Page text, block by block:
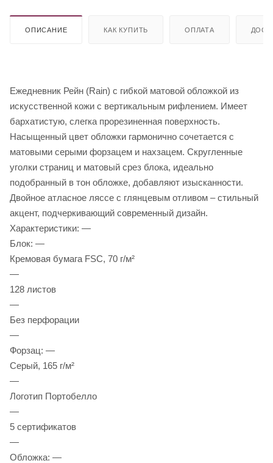
ОПИСАНИЕ КАК КУПИТЬ ОПЛАТА
Ежедневник Рейн (Rain) с гибкой матовой обложкой из
искусственной кожи с вертикальным рифлением. Имеет
бархатистую, слегка прорезиненная поверхность.
Насыщенный цвет обложки гармонично сочетается с
матовыми серыми форзацем и нахзацем. Скругленные
уголки страниц и матовый срез блока, идеально
подобранный в тон обложке, добавляют изысканности.
Двойное атласное ляссе с глянцевым отливом – стильный
акцент, подчеркивающий современный дизайн.
Характеристики: —
Блок: —
Кремовая бумага FSC, 70 г/м²
—
128 листов
—
Без перфорации
—
Форзац: —
Серый, 165 г/м²
—
Логотип Портобелло
—
5 сертификатов
—
Обложка: —